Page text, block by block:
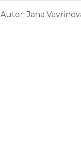
Autor: Jana